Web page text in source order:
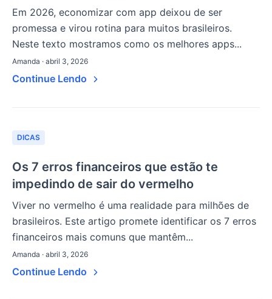
Em 2026, economizar com app deixou de ser
promessa e virou rotina para muitos brasileiros.
Neste texto mostramos como os melhores apps...
Amanda · abril 3, 2026
Continue Lendo
DICAS
Os 7 erros financeiros que estão te
impedindo de sair do vermelho
Viver no vermelho é uma realidade para milhões de
brasileiros. Este artigo promete identificar os 7 erros
financeiros mais comuns que mantêm...
Amanda · abril 3, 2026
Continue Lendo